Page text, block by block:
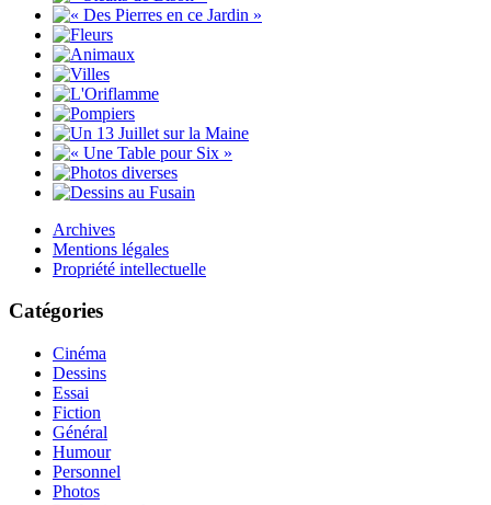
Archives
Mentions légales
Propriété intellectuelle
Catégories
Cinéma
Dessins
Essai
Fiction
Général
Humour
Personnel
Photos